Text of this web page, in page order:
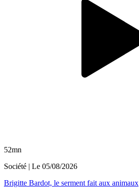
52mn
Société | Le 05/08/2026
Brigitte Bardot, le serment fait aux animaux